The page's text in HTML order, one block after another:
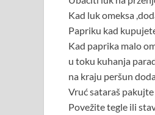
Kad luk omeksa
Papriku kad
Kad paprika malo
u toku kuhanja
na kraju peršun
Vruć sataraš
Povežite tegle ili